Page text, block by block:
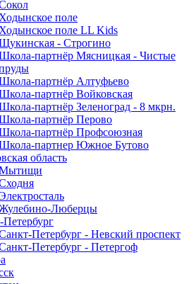
Ходынское поле
Ходынское поле LL Kids
- Строгино
партнёр Мясницкая - Чистые
партнёр Алтуфьево
партнёр Войковская
партнёр Зеленоград - 8 мкрн.
партнёр Перово
партнёр Профсоюзная
партнер Южное Бутово
область
Люберцы
Петербург - Невский проспект
Петербург - Петергоф